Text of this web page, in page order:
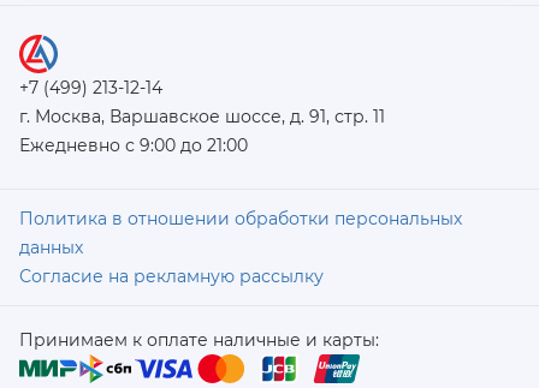
+7 (499) 213-12-14
г. Москва, Варшавское шоссе, д. 91, стр. 11
Ежедневно с 9:00 до 21:00
Политика в отношении обработки персональных
данных
Согласие на рекламную рассылку
Принимаем к оплате наличные и карты: